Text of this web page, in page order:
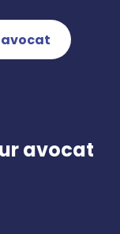
avocat
avocat